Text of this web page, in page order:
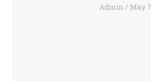
Admin May